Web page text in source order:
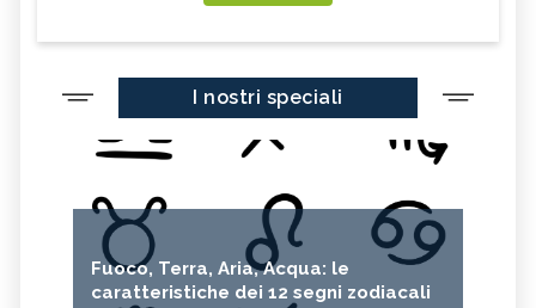
I nostri speciali
Fuoco, Terra, Aria, Acqua: le
caratteristiche dei 12 segni zodiacali